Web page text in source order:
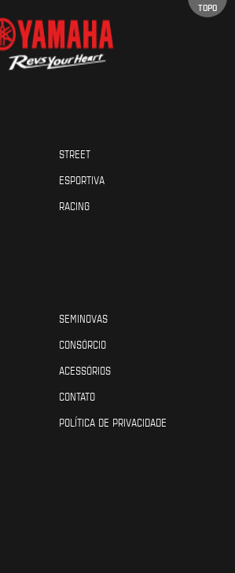
TOPO
STREET
ESPORTIVA
RACING
SEMINOVAS
CONSÓRCIO
ACESSÓRIOS
CONTATO
POLÍTICA DE PRIVACIDADE